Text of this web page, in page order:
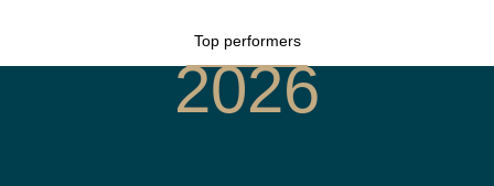
Top performers
2026